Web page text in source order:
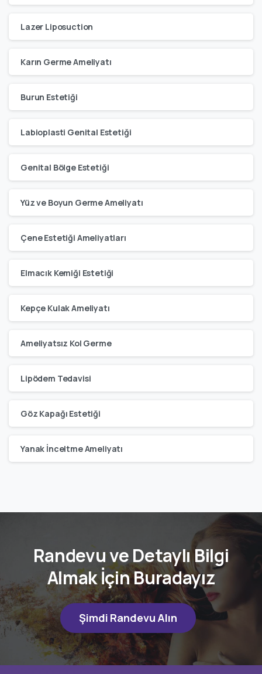
Lazer Liposuction
Karın Germe Ameliyatı
Burun Estetiği
Labioplasti Genital Estetiği
Genital Bölge Estetiği
Yüz ve Boyun Germe Ameliyatı
Çene Estetiği Ameliyatları
Elmacık Kemiği Estetiği
Kepçe Kulak Ameliyatı
Ameliyatsız Kol Germe
Lipödem Tedavisi
Göz Kapağı Estetiği
Yanak İnceltme Ameliyatı
Randevu ve Detaylı Bilgi
Almak İçin Buradayız
Şimdi Randevu Alın